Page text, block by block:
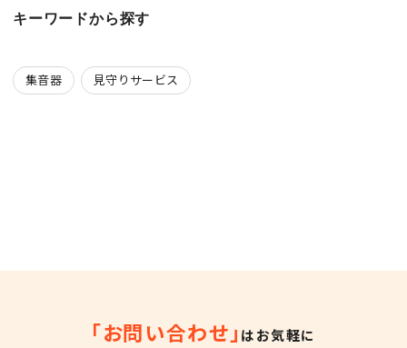
キーワードから探す
集音器 見守りサービス
「お問い合わせ」 はお気軽に